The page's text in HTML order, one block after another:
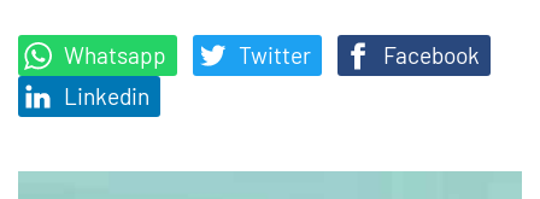
Whatsapp Twitter
Facebook
Linkedin